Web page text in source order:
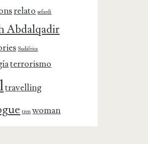
relato sefardí
Abdalqadir
Sudáfrica
terrorismo
travelling
tren woman